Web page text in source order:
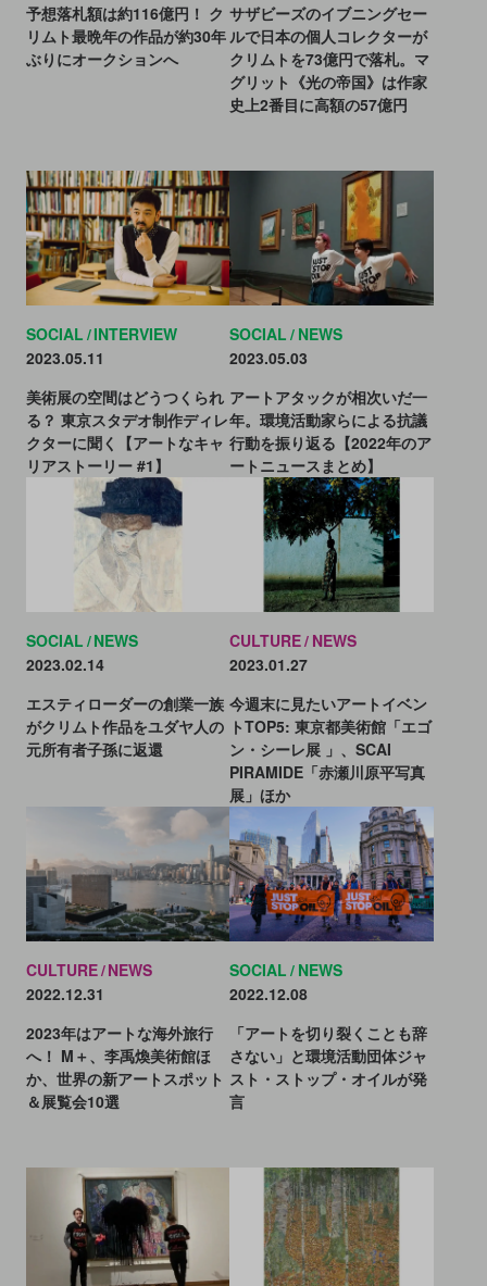
予想落札額は約116億円！ ク
リムト最晩年の作品が約30年
ぶりにオークションへ
サザビーズのイブニングセー
ルで日本の個人コレクターが
クリムトを73億円で落札。マ
グリット《光の帝国》は作家
史上2番目に高額の57億円
SOCIAL INTERVIEW
2023.05.11
美術展の空間はどうつくられ
る？ 東京スタデオ制作ディレ
クターに聞く【アートなキャ
リアストーリー #1】
SOCIAL NEWS
2023.05.03
アートアタックが相次いだ一
年。環境活動家らによる抗議
行動を振り返る【2022年のア
ートニュースまとめ】
SOCIAL NEWS
2023.02.14
エスティローダーの創業一族
がクリムト作品をユダヤ人の
元所有者子孫に返還
CULTURE NEWS
2023.01.27
今週末に見たいアートイベン
トTOP5: 東京都美術館「エゴ
ン・シーレ展 」、SCAI
PIRAMIDE「赤瀬川原平写真
展」ほか
CULTURE NEWS
2022.12.31
2023年はアートな海外旅行
へ！ M＋、李禹煥美術館ほ
か、世界の新アートスポット
＆展覧会10選
SOCIAL NEWS
2022.12.08
「アートを切り裂くことも辞
さない」と環境活動団体ジャ
スト・ストップ・オイルが発
言